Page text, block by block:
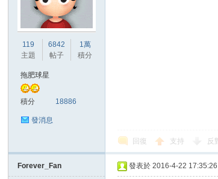
區
119
主題
6842
帖子
1萬
積分
拖肥球星
積分 18886
發消息
回復 支持 反
Forever_Fan 發表於 2016-4-22 17:35:26